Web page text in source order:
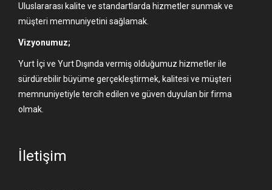
Uluslararası kalite ve standartlarda hizmetler sunmak ve
müşteri memnuniyetini sağlamak.
Vizyonumuz;
Yurt İçi ve Yurt Dışında vermiş olduğumuz hizmetler ile
sürdürebilir büyüme gerçekleştirmek, kalitesi ve müşteri
memnuniyetiyle tercih edilen ve güven duyulan bir firma
olmak.
İletişim